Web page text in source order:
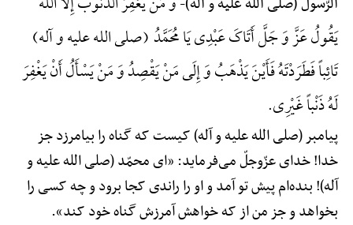
یَقُولُ عَزَّ وَ جَلَّ أَتَاکَ عَبْدِی یَا مُحَمَّدُ (صلی الله علیه و آله)
تَائِباً فَطَرَدْتَهُ فَأَیْنَ یَذْهَبُ وَ إِلَی مَنْ یَقْصِدُ وَ مَنْ یَسْأَلُ أَنْ یَغْفِرَ
لَهُ ذَنْباً غَیْرِی.
پیامبر (صلی الله علیه و آله) کیست که گناه را بیامرزد جز
خدا! خدای عزّوجلّ می‌فرماید: «ای محمّد (صلی الله علیه و
آله)! بنده‌ام پیش تو آمد و او را راندی کجا برود و چه کسی را
بخواهد و جز من از که خواهش آمرزش گناه خود کند».